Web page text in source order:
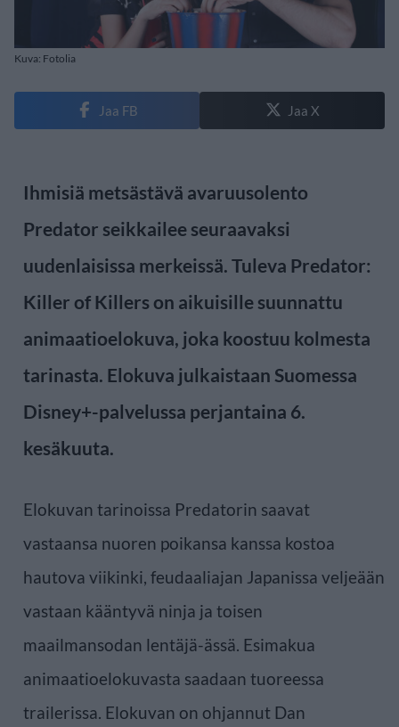
Kuva: Fotolia
Jaa FB Jaa X
Ihmisiä metsästävä avaruusolento
Predator seikkailee seuraavaksi
uudenlaisissa merkeissä. Tuleva Predator:
Killer of Killers on aikuisille suunnattu
animaatioelokuva, joka koostuu kolmesta
tarinasta. Elokuva julkaistaan Suomessa
Disney+-palvelussa perjantaina 6.
kesäkuuta.
Elokuvan tarinoissa Predatorin saavat
vastaansa nuoren poikansa kanssa kostoa
hautova viikinki, feudaaliajan Japanissa veljeään
vastaan kääntyvä ninja ja toisen
maailmansodan lentäjä-ässä. Esimakua
animaatioelokuvasta saadaan tuoreessa
trailerissa. Elokuvan on ohjannut Dan